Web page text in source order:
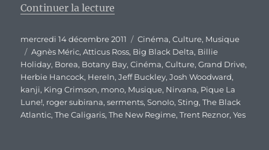
Continuer la lecture
Publié
le
mercredi 14 décembre 2011 Catégories
Cinéma,Culture, Musique
Étiquettes
Agnès Méric,Atticus Ross, Big Black Delta, Billie
Holiday, Borea, Botany Bay,Cinéma,Culture,Grand Drive,
Herbie Hancock, HereIn,Jeff Buckley,Josh Woodward,
kanji, King Crimson, mono, Musique, Nirvana, Pique La
Lune!, roger subirana,serments,SonoIo,Sting,The Black
Atlantic,The Caligaris,The New Regime,Trent Reznor,Yes